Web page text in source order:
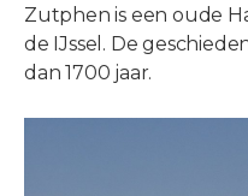
Zutphen is een oude
de IJssel. De
dan 1700 jaar.